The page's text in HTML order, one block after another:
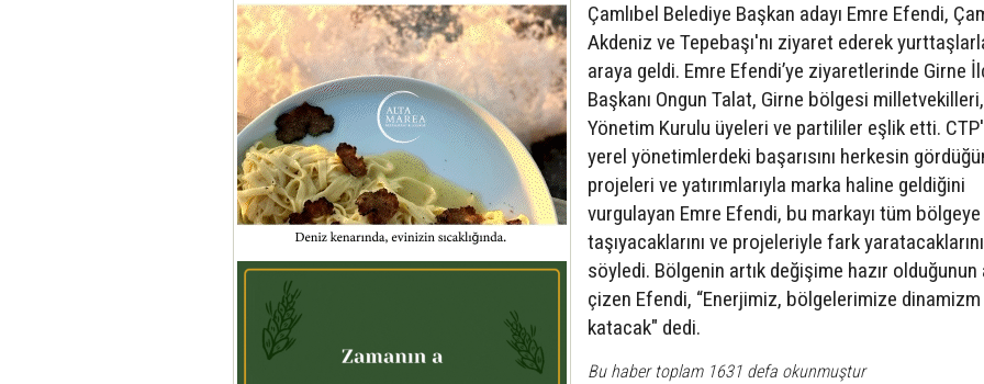
Çamlıbel Belediye Başkan adayı Emre Efendi,
Akdeniz ve Tepebaşı'nı ziyaret ederek
araya geldi. Emre Efendi’ye ziyaretlerinde Girne
Başkanı Ongun Talat, Girne bölgesi
Yönetim Kurulu üyeleri ve partililer eşlik etti.
yerel yönetimlerdeki başarısını herkesin
projeleri ve yatırımlarıyla marka haline geldiğini
vurgulayan Emre Efendi, bu markayı tüm bölgeye
taşıyacaklarını ve projeleriyle fark yaratacaklarını
söyledi. Bölgenin artık değişime hazır olduğunun
çizen Efendi, “Enerjimiz, bölgelerimize dinamizm
katacak" dedi.
Bu haber toplam 1631 defa okunmuştur